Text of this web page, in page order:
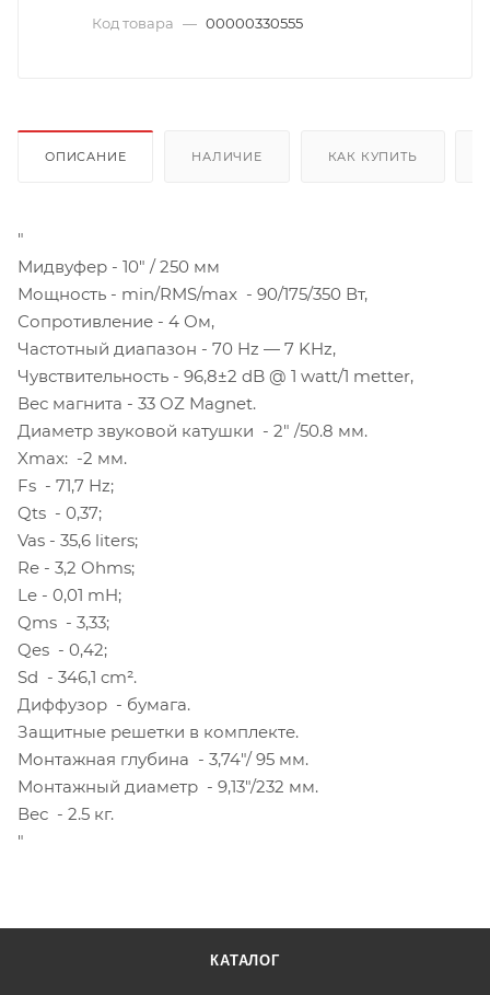
Код товара — 00000330555
ОПИСАНИЕ НАЛИЧИЕ КАК КУПИТЬ
"
Мидвуфер - 10″ / 250 мм
Мощность - min/RMS/max - 90/175/350 Вт,
Сопротивление - 4 Ом,
Частотный диапазон - 70 Hz — 7 KHz,
Чувствительность - 96,8±2 dB @ 1 watt/1 metter,
Вес магнита - 33 OZ Magnet.
Диаметр звуковой катушки - 2″ /50.8 мм.
Xmax: -2 мм.
Fs - 71,7 Hz;
Qts - 0,37;
Vas - 35,6 liters;
Re - 3,2 Ohms;
Le - 0,01 mH;
Qms - 3,33;
Qes - 0,42;
Sd - 346,1 cm².
Диффузор - бумага.
Защитные решетки в комплекте.
Монтажная глубина - 3,74″/ 95 мм.
Монтажный диаметр - 9,13″/232 мм.
Вес - 2.5 кг.
"
КАТАЛОГ